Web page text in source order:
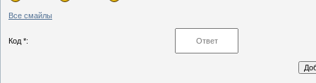
Все смайлы
Код *: